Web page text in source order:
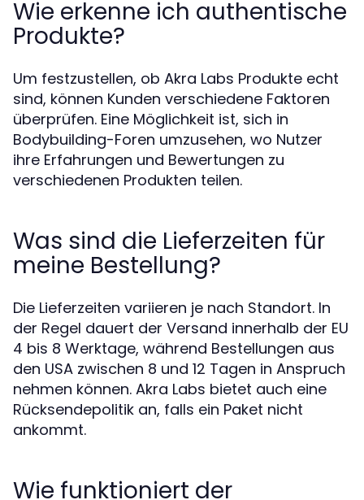
Wie erkenne ich authentische
Produkte?
Um festzustellen, ob Akra Labs Produkte echt
sind, können Kunden verschiedene Faktoren
überprüfen. Eine Möglichkeit ist, sich in
Bodybuilding-Foren umzusehen, wo Nutzer
ihre Erfahrungen und Bewertungen zu
verschiedenen Produkten teilen.
Was sind die Lieferzeiten für
meine Bestellung?
Die Lieferzeiten variieren je nach Standort. In
der Regel dauert der Versand innerhalb der EU
4 bis 8 Werktage, während Bestellungen aus
den USA zwischen 8 und 12 Tagen in Anspruch
nehmen können. Akra Labs bietet auch eine
Rücksendepolitik an, falls ein Paket nicht
ankommt.
Wie funktioniert der